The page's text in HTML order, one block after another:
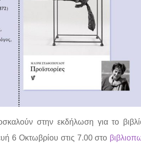
στην εκδήλωση για το
6 Οκτωβρίου στις 7.00 στο